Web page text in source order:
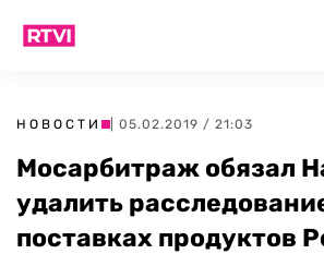
НОВОСТИ | 05.02.2019 / 21:03
Мосарбитраж обязал
удалить
поставках продуктов